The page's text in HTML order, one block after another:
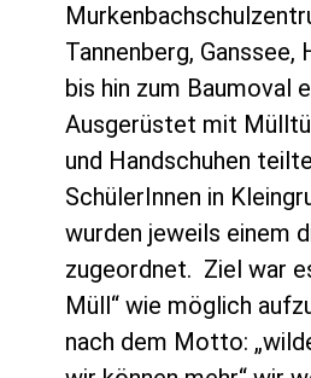
Tannenberg,
bis hin zum Baumoval
Ausgerüstet mit
und Handschuhen
SchülerInnen in
wurden jeweils einem
zugeordnet. Ziel war
Müll“ wie möglich
nach dem Motto: